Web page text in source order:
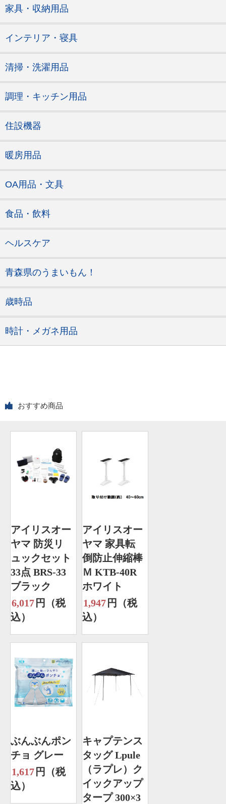
家具・収納用品
インテリア・寝具
清掃・洗濯用品
調理・キッチン用品
住設機器
暖房用品
OA用品・文具
食品・飲料
ヘルスケア
青森県のうまいもん！
歳時品
時計・メガネ用品
おすすめ商品
アイリスオー
ヤマ 防災リ
ュックセット
33点 BRS-33
ブラック
6,017 円（税
込）
アイリスオー
ヤマ 家具転
倒防止伸縮棒
Ｍ KTB-40R
ホワイト
1,947 円（税
込）
ぶんぶんポン
チョ グレー
1,617 円（税
込）
キャプテンス
タッグ Lpule
（ラプレ）ク
イックアップ
タープ 300×3